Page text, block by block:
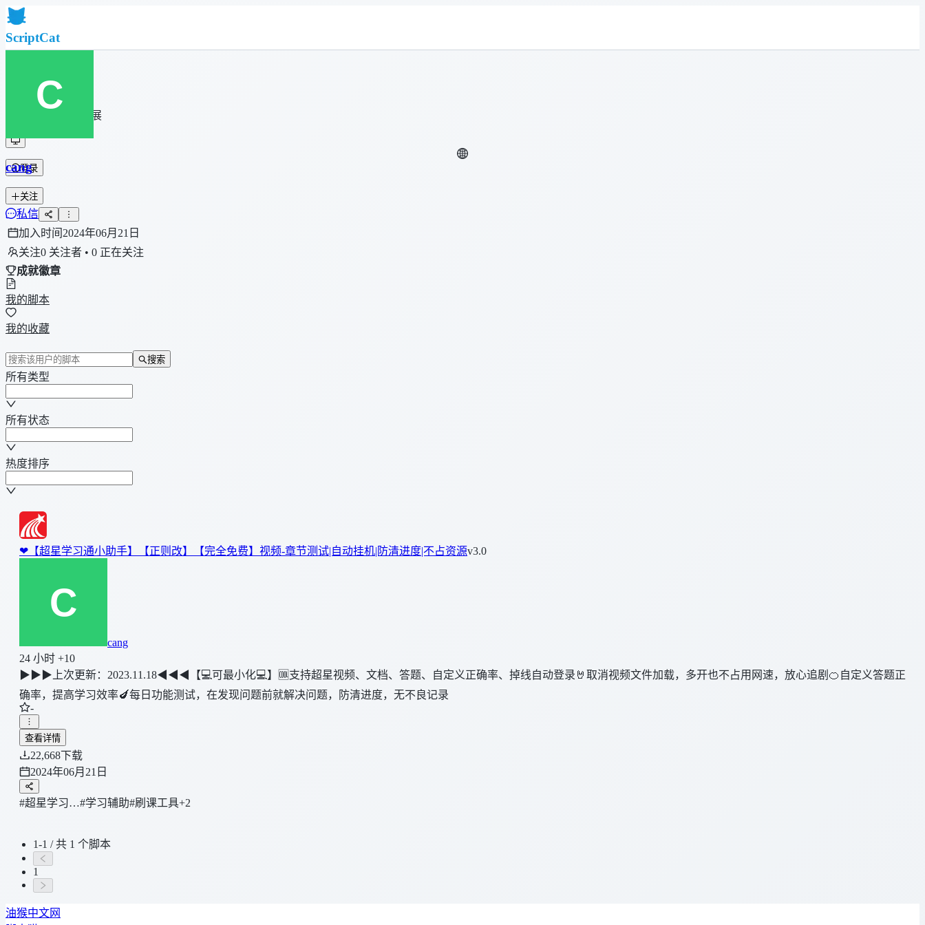
ScriptCat
社区
脚本列表
浏览器扩展
登录
cang
关注
私信
加入时间2024年06月21日
关注0 关注者 • 0 正在关注
成就徽章
我的脚本
我的收藏
搜索
所有类型
所有状态
热度排序
❤【超星学习通小助手】【正则改】【完全免费】视频-章节测试|自动挂机|防清进度|不占资源v3.0
cang
24 小时 +10
▶▶▶上次更新：2023.11.18◀◀◀【💻可最小化💻】🆒支持超星视频、文档、答题、自定义正确率、掉线自动登录🤘取消视频文件加载，多开也不占用网速，放心追剧🍊自定义答题正
确率，提高学习效率🍆每日功能测试，在发现问题前就解决问题，防清进度，无不良记录
-
查看详情
22,668下载
2024年06月21日
#超星学习…#学习辅助#刷课工具+2
1-1 / 共 1 个脚本
1
油猴中文网